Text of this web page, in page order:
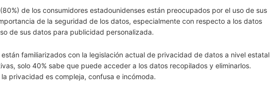
de los consumidores estadounidenses están preocupados por el uso de sus
de la seguridad de los datos, especialmente con respecto a los datos
de sus datos para publicidad personalizada.
familiarizados con la legislación actual de privacidad de datos a nivel estatal
solo 40% sabe que puede acceder a los datos recopilados y eliminarlos.
privacidad es compleja, confusa e incómoda.